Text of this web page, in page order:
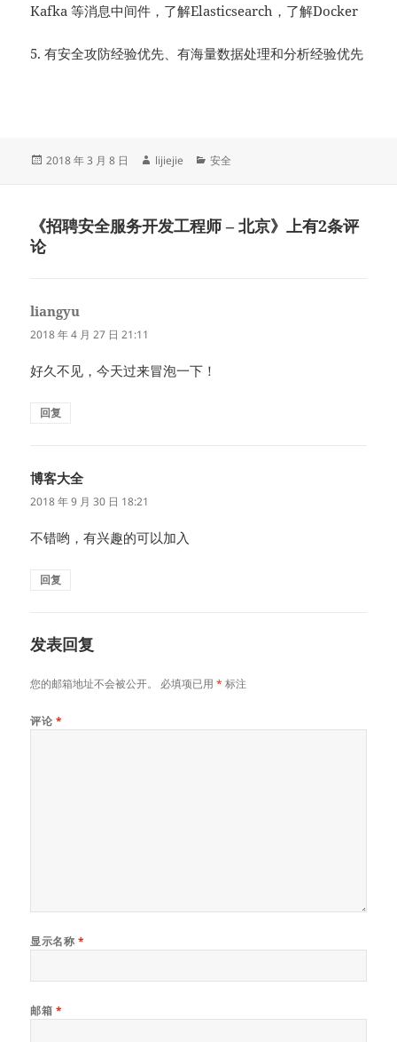
Kafka 等消息中间件，了解Elasticsearch，了解Docker
5. 有安全攻防经验优先、有海量数据处理和分析经验优先
发
2018 年 3 月 8 日
作
lijiejie
分
安全
《招聘安全服务开发工程师 – 北京》上有2条评
论
liangyu
道：
2018 年 4 月 27 日 21:11
好久不见，今天过来冒泡一下！
回复
博客大全说
道：
2018 年 9 月 30 日 18:21
不错哟，有兴趣的可以加入
回复
发表回复
您的邮箱地址不会被公开。 必填项已用* 标注
评论 *
显示名称 *
邮箱 *